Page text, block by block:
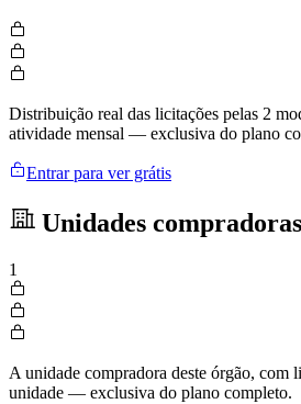
Distribuição real das licitações pelas 2
atividade mensal — exclusiva do plano
Entrar para ver grátis
Unidades compradoras
1
A unidade compradora deste órgão, com
unidade — exclusiva do plano completo.